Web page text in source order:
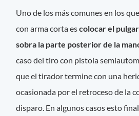
Uno de los más comunes en los
con arma corta escolocar el
sobra la parte posterior de la
caso del tiro con pistola
que el tirador termine con una
ocasionada por el retroceso de la
disparo. En algunos casos esto